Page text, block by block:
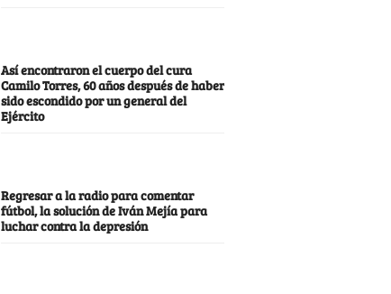
Así encontraron el cuerpo del cura
Camilo Torres, 60 años después de haber
sido escondido por un general del
Ejército
Regresar a la radio para comentar
fútbol, la solución de Iván Mejía para
luchar contra la depresión